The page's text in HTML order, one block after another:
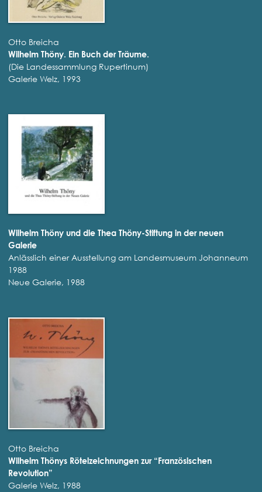
Otto Breicha
Wilhelm Thöny. Ein Buch der Träume.
(Die Landessammlung Rupertinum)
Galerie Welz, 1993
Wilhelm Thöny und die Thea Thöny-Stiftung in der neuen
Galerie
Anlässlich einer Ausstellung am Landesmuseum Johanneum
1988
Neue Galerie, 1988
Otto Breicha
Wilhelm Thönys Rötelzeichnungen zur “Französischen
Revolution”
Galerie Welz, 1988